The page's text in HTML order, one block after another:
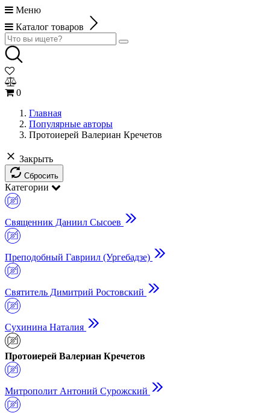
Меню
Каталог товаров
0
Главная
Популярные авторы
Протоиерей Валериан Кречетов
Закрыть
Сбросить
Категории
Священник Даниил Сысоев
Преподобный Гавриил (Ургебадзе)
Святитель Димитрий Ростовский
Сухинина Наталия
Протоиерей Валериан Кречетов
Митрополит Антоний Сурожский